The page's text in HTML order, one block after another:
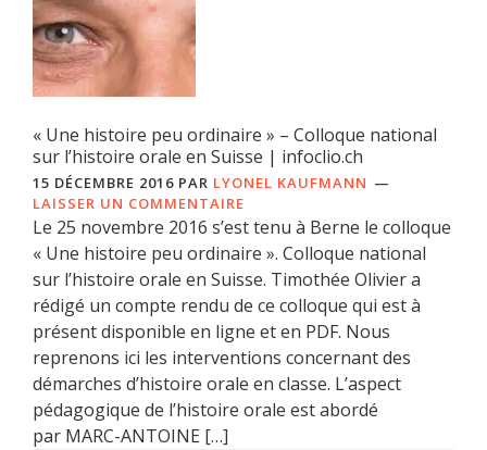
« Une histoire peu ordinaire » – Colloque national
sur l’histoire orale en Suisse | infoclio.ch
15 DÉCEMBRE 2016 PAR LYONEL KAUFMANN
LAISSER UN COMMENTAIRE
Le 25 novembre 2016 s’est tenu à Berne le colloque
« Une histoire peu ordinaire ». Colloque national
sur l’histoire orale en Suisse. Timothée Olivier a
rédigé un compte rendu de ce colloque qui est à
présent disponible en ligne et en PDF. Nous
reprenons ici les interventions concernant des
démarches d’histoire orale en classe. L’aspect
pédagogique de l’histoire orale est abordé
par MARC-ANTOINE […]